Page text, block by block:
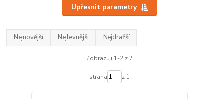
Upřesnit parametry
Nejnovější Nejlevnější Nejdražší
Zobrazuji 1-2 z 2
strana z 1